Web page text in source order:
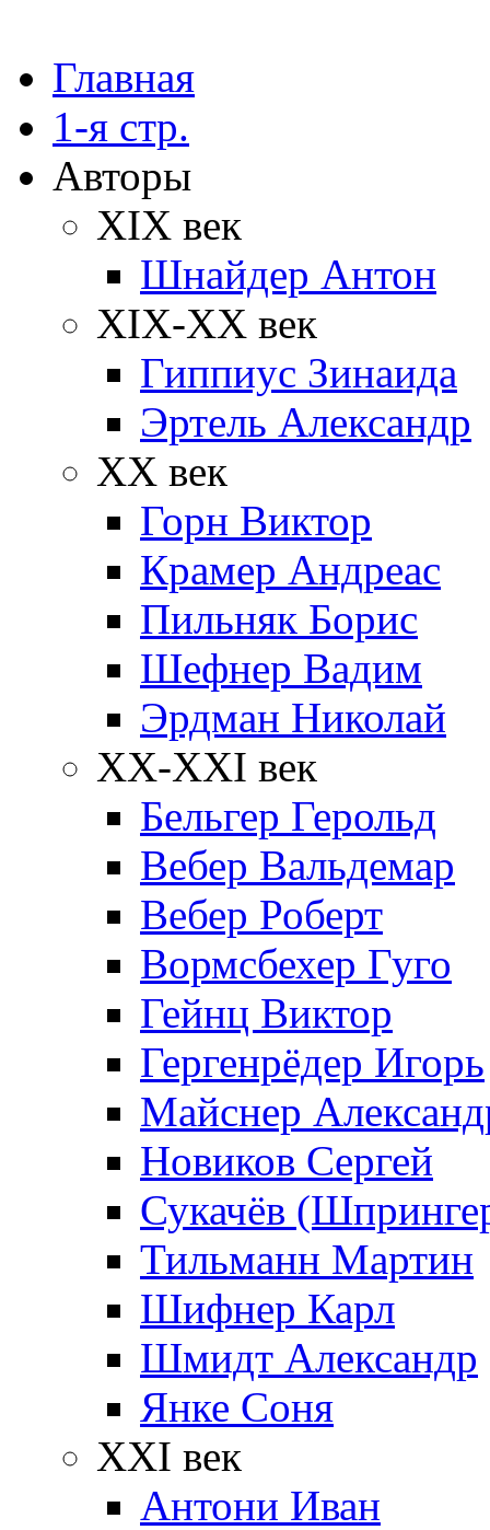
Главная
1-я стр.
Авторы
XIX век
Шнайдер Антон
XIX-XX век
Гиппиус Зинаида
Эртель Александр
XX век
Горн Виктор
Крамер Андреас
Пильняк Борис
Шефнер Вадим
Эрдман Николай
ХХ-XXI век
Бельгер Герольд
Вебер Вальдемар
Вебер Роберт
Вормсбехер Гуго
Гейнц Виктор
Гергенрёдер Игорь
Майснер
Новиков Сергей
Сукачёв
Тильманн Мартин
Шифнер Карл
Шмидт Александр
Янке Соня
XXI век
Антони Иван